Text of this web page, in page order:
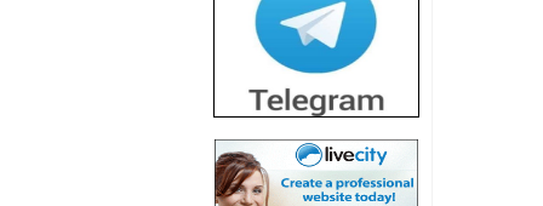
חשיפת מה שלא
רוצים שתדעו בעניין
פריסת אנלימיטד
(בניחוח בלתי נסבל) -
כאן
חשיפה: איוב קרא
אישר לקבוצת סלקום
בדיוק מה שביבי אישר